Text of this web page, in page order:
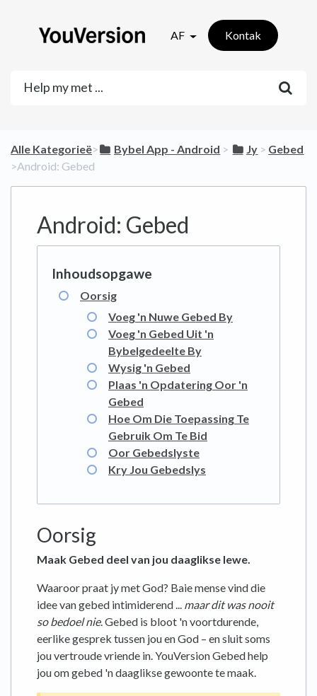
AF Kontak
Alle Kategorieë​>​ ​Bybel App - Android ​ > ​ ​Jy ​ > ​ ​Gebed
>​ Android: Gebed
Android: Gebed
Oorsig
Voeg 'n Nuwe Gebed By
Voeg 'n Gebed Uit 'n
Bybelgedeelte By
Wysig 'n Gebed
Plaas 'n Opdatering Oor 'n
Gebed
Hoe Om Die Toepassing Te
Gebruik Om Te Bid
Oor Gebedslyste
Kry Jou Gebedslys
Oorsig
Maak Gebed deel van jou daaglikse lewe.
Waaroor praat jy met God? Baie mense vind die
idee van gebed intimiderend ... maar dit was nooit
so bedoel nie. Gebed is bloot 'n voortdurende,
eerlike gesprek tussen jou en God – en sluit soms
jou vertroude vriende in. YouVersion Gebed help
jou om gebed 'n daaglikse gewoonte te maak.